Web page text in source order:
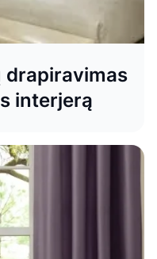
drapiravimas
interjerą